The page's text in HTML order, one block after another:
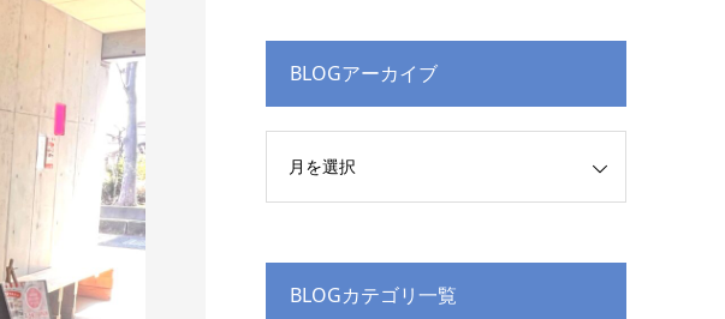
BLOGアーカイブ
BLOGカテゴリ一覧